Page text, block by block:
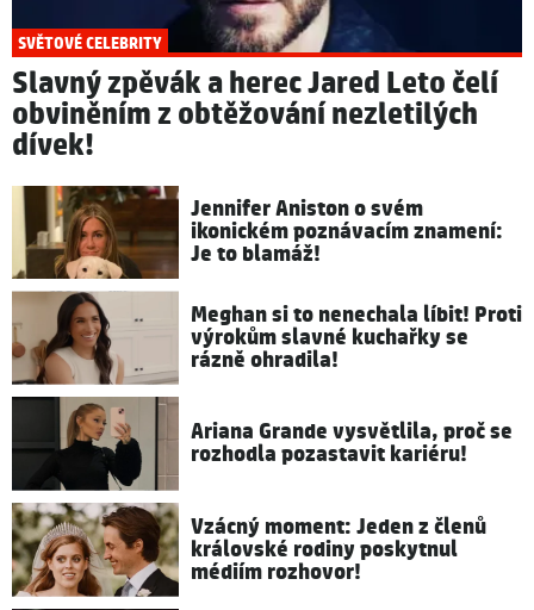
SVĚTOVÉ CELEBRITY
Slavný zpěvák a herec Jared Leto čelí
obviněním z obtěžování nezletilých
dívek!
Jennifer Aniston o svém
ikonickém poznávacím znamení:
Je to blamáž!
Meghan si to nenechala líbit! Proti
výrokům slavné kuchařky se
rázně ohradila!
Ariana Grande vysvětlila, proč se
rozhodla pozastavit kariéru!
Vzácný moment: Jeden z členů
královské rodiny poskytnul
médiím rozhovor!